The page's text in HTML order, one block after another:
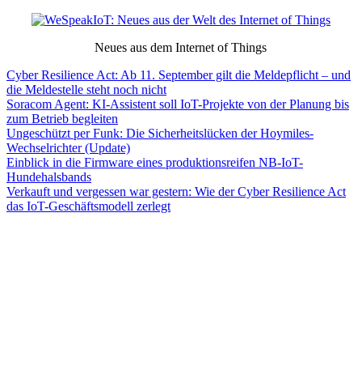
Neues aus dem Internet of Things
Cyber Resilience Act: Ab 11. September gilt die Meldepflicht – und
die Meldestelle steht noch nicht
Soracom Agent: KI-Assistent soll IoT-Projekte von der Planung bis
zum Betrieb begleiten
Ungeschützt per Funk: Die Sicherheitslücken der Hoymiles-
Wechselrichter (Update)
Einblick in die Firmware eines produktionsreifen NB-IoT-
Hundehalsbands
Verkauft und vergessen war gestern: Wie der Cyber Resilience Act
das IoT-Geschäftsmodell zerlegt